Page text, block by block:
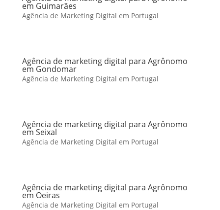
em Guimarães
Agência de Marketing Digital em Portugal
Agência de marketing digital para Agrônomo
em Gondomar
Agência de Marketing Digital em Portugal
Agência de marketing digital para Agrônomo
em Seixal
Agência de Marketing Digital em Portugal
Agência de marketing digital para Agrônomo
em Oeiras
Agência de Marketing Digital em Portugal